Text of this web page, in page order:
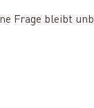
Frage bleibt